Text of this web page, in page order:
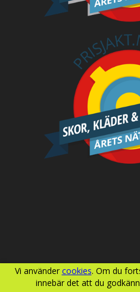
Vi använder cookies. Om du
innebär det att du